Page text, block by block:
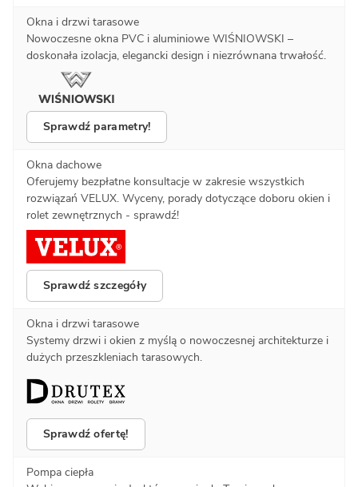
Okna i drzwi tarasowe
Nowoczesne okna PVC i aluminiowe WIŚNIOWSKI –
doskonała izolacja, elegancki design i niezrównana trwałość.
Sprawdź parametry!
Okna dachowe
Oferujemy bezpłatne konsultacje w zakresie wszystkich
rozwiązań VELUX. Wyceny, porady dotyczące doboru okien i
rolet zewnętrznych - sprawdź!
Sprawdź szczegóły
Okna i drzwi tarasowe
Systemy drzwi i okien z myślą o nowoczesnej architekturze i
dużych przeszkleniach tarasowych.
Sprawdź ofertę!
Pompa ciepła